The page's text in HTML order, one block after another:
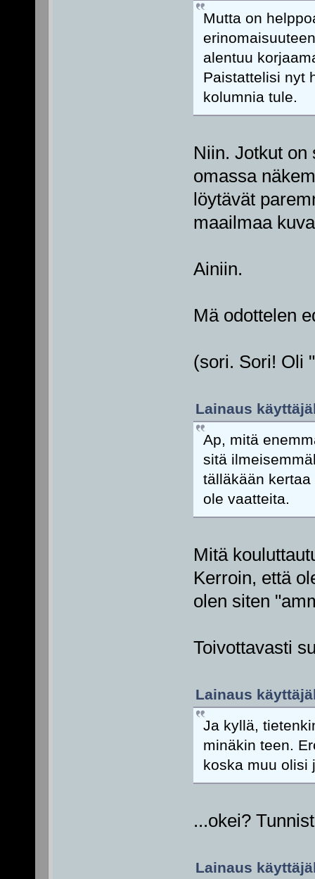
Mutta on
alentuu
Paistattelisi nyt
kolumnia tule.
Niin. Jotkut on
omassa
löytävät
maailmaa
Ainiin.
Mä odottelen
(sori. Sori! Oli
Lainaus
Ap, mitä
sitä
tälläkään
ole vaatteita.
Mitä
Kerroin, että
olen siten
Toivottavasti
Lainaus
Ja kyllä,
minäkin teen.
koska muu olisi
...okei?
Lainaus